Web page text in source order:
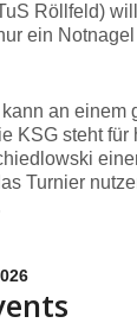
Röllfeld)
ein
an einem
KSG steht für
Turnier